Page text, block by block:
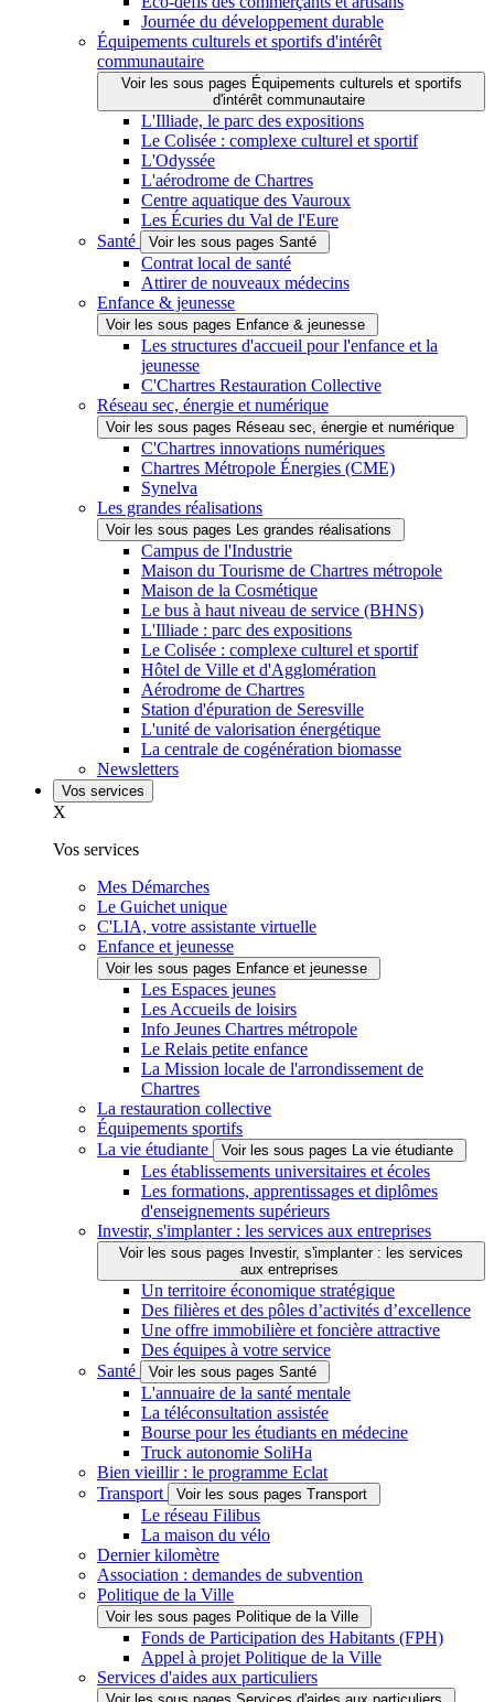
Journée du développement durable
Équipements culturels et sportifs d'intérêt
communautaire
Voir les sous pages Équipements culturels et sportifs
d'intérêt communautaire
L'Illiade, le parc des expositions
Le Colisée : complexe culturel et sportif
L'Odyssée
L'aérodrome de Chartres
Centre aquatique des Vauroux
Les Écuries du Val de l'Eure
Santé
Voir les sous pages Santé
Contrat local de santé
Attirer de nouveaux médecins
Enfance & jeunesse
Voir les sous pages Enfance & jeunesse
Les structures d'accueil pour l'enfance et la
jeunesse
C'Chartres Restauration Collective
Réseau sec, énergie et numérique
Voir les sous pages Réseau sec, énergie et numérique
C'Chartres innovations numériques
Chartres Métropole Énergies (CME)
Synelva
Les grandes réalisations
Voir les sous pages Les grandes réalisations
Campus de l'Industrie
Maison du Tourisme de Chartres métropole
Maison de la Cosmétique
Le bus à haut niveau de service (BHNS)
L'Illiade : parc des expositions
Le Colisée : complexe culturel et sportif
Hôtel de Ville et d'Agglomération
Aérodrome de Chartres
Station d'épuration de Seresville
L'unité de valorisation énergétique
La centrale de cogénération biomasse
Newsletters
Vos services
X
Vos services
Mes Démarches
Le Guichet unique
C'LIA, votre assistante virtuelle
Enfance et jeunesse
Voir les sous pages Enfance et jeunesse
Les Espaces jeunes
Les Accueils de loisirs
Info Jeunes Chartres métropole
Le Relais petite enfance
La Mission locale de l'arrondissement de
Chartres
La restauration collective
Équipements sportifs
La vie étudiante
Voir les sous pages La vie étudiante
Les établissements universitaires et écoles
Les formations, apprentissages et diplômes
d'enseignements supérieurs
Investir, s'implanter : les services aux entreprises
Voir les sous pages Investir, s'implanter : les services
aux entreprises
Un territoire économique stratégique
Des filières et des pôles d’activités d’excellence
Une offre immobilière et foncière attractive
Des équipes à votre service
Santé
Voir les sous pages Santé
L'annuaire de la santé mentale
La téléconsultation assistée
Bourse pour les étudiants en médecine
Truck autonomie SoliHa
Bien vieillir : le programme Eclat
Transport
Voir les sous pages Transport
Le réseau Filibus
La maison du vélo
Dernier kilomètre
Association : demandes de subvention
Politique de la Ville
Voir les sous pages Politique de la Ville
Fonds de Participation des Habitants (FPH)
Appel à projet Politique de la Ville
Services d'aides aux particuliers